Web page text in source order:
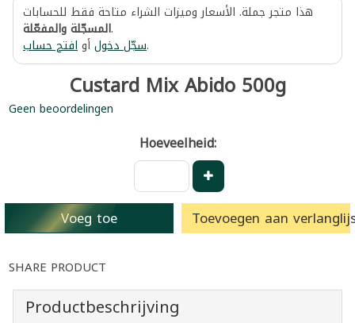
هذا متجر جملة. الأسعار وميزات الشراء متاحة فقط للحسابات
المسجّلة والمفعّلة.
سجّل دخولأوافتح حساب .
Custard Mix Abido 500g
Geen beoordelingen
Hoeveelheid:
Voeg toe Toevoegen aan
SHARE PRODUCT
Productbeschrijving